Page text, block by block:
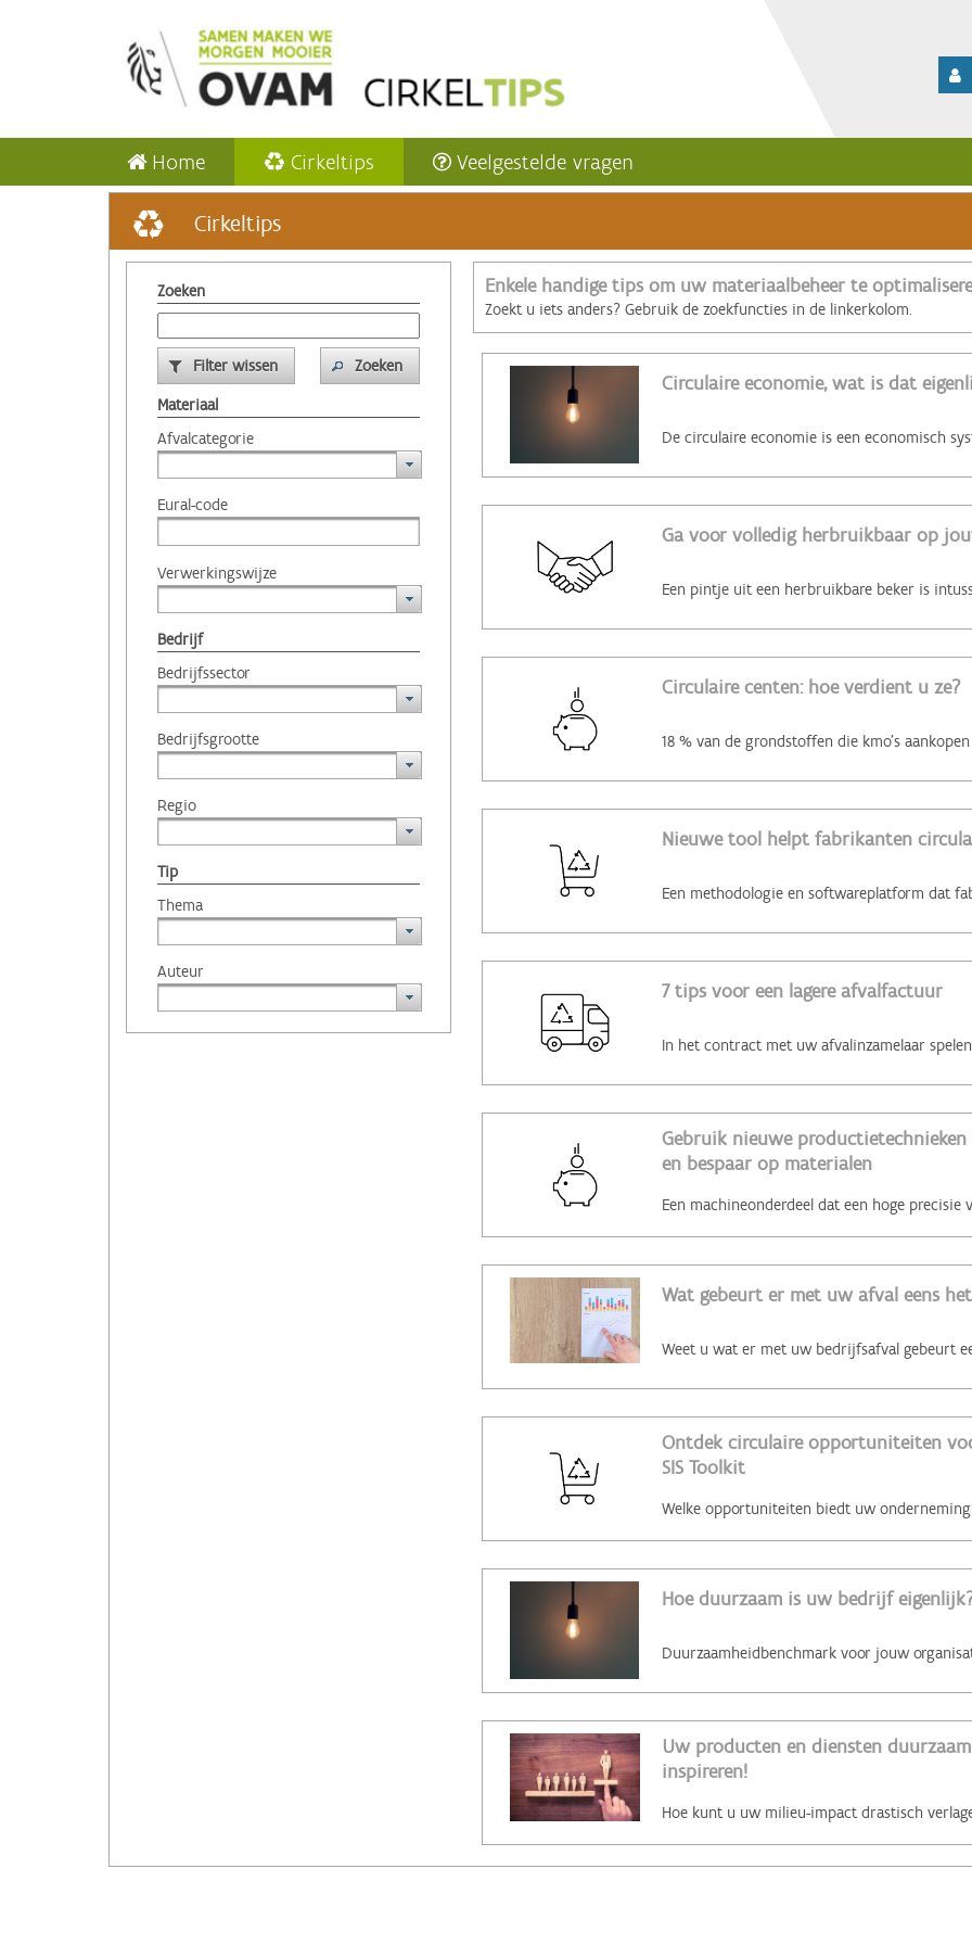
Home Cirkeltips Veelgestelde vragen
Cirkeltips
Zoeken
Filter wissen
Zoeken
Materiaal
Afvalcategorie
Eural-code
Verwerkingswijze
Bedrijf
Bedrijfssector
Bedrijfsgrootte
Regio
Tip
Thema
Auteur
Enkele handige tips om uw materiaalbeheer te
Zoekt u iets anders? Gebruik de zoekfuncties in de linkerkolom.
Circulaire economie, wat is dat
Ga voor volledig herbruikbaar op
Circulaire centen: hoe verdient u ze?
Nieuwe tool helpt fabrikanten
7 tips voor een lagere afvalfactuur
Gebruik nieuwe
en bespaar op materialen
Wat gebeurt er met uw afval eens
Ontdek circulaire opportuniteiten
SIS Toolkit
Hoe duurzaam is uw bedrijf
Uw producten en diensten
inspireren!